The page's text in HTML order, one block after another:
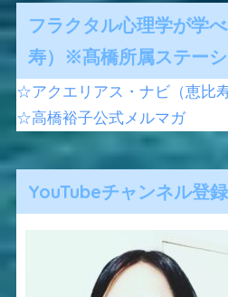
フラクタル心理学が学
寿）※髙橋所属ステー
☆アクエリアス・ナビ（恵比寿
☆高橋裕子公式メルマガ
YouTubeチャンネル登